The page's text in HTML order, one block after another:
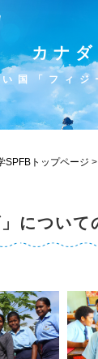
カナダ
国「フィジ
SPFBトップページ >
」につい